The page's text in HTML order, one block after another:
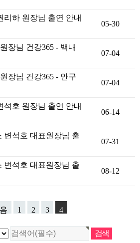
하 원장님 출연 안내
05-30
장님 건강365 - 백내
07-04
장님 건강365 - 안구
07-04
호 원장님 출연 안내
06-14
변석호 대표원장님 출
07-31
변석호 대표원장님 출
08-12
1 2 3 4